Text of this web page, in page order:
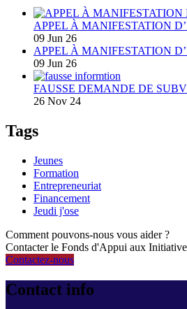
APPEL À MANIFESTATION
09 Jun 26
APPEL À MANIFESTATION
09 Jun 26
FAUSSE DEMANDE DE
26 Nov 24
Tags
Jeunes
Formation
Entrepreneuriat
Financement
Jeudi j'ose
Comment pouvons-nous vous aider ?
Contacter le Fonds d'Appui aux
Contactez-nous
Contact info